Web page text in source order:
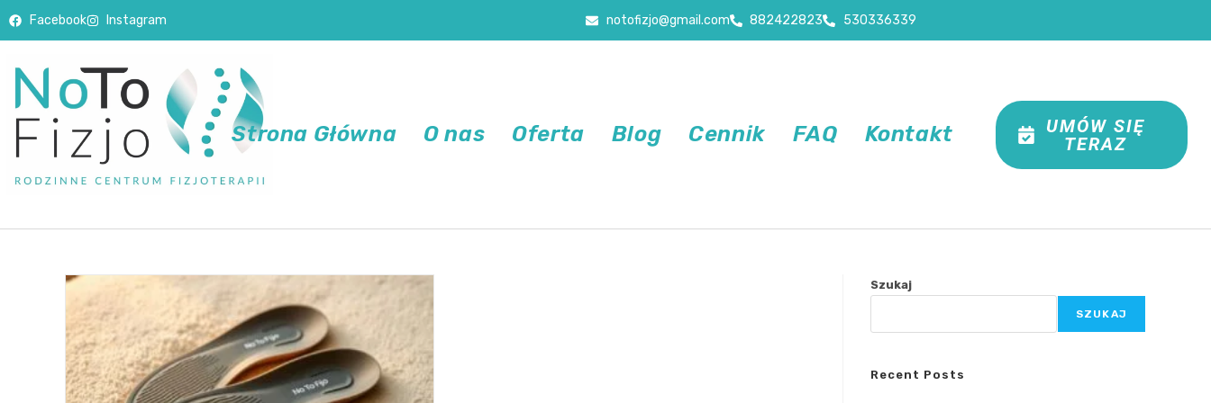
Facebook Instagram notofizjo@gmail.com 882422823 530336339
Strona Główna O nas Oferta Blog Cennik FAQ Kontakt
UMÓW SIĘ
TERAZ
Szukaj
SZUKAJ
Recent Posts